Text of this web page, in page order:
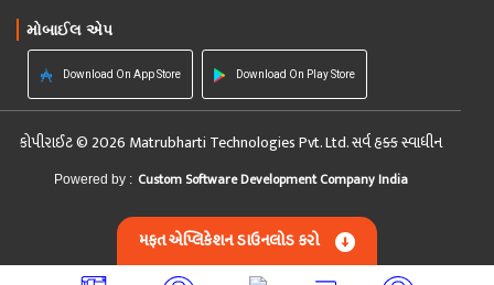
મોબાઈલ એપ
Download On App Store Download On Play Store
કોપીરાઈટ © 2026 Matrubharti Technologies Pvt. Ltd. સર્વ હક્ક સ્વાધીન
Powered by : Custom Software Development Company India
મફત એપ્લિકેશન ડાઉનલોડ કરો